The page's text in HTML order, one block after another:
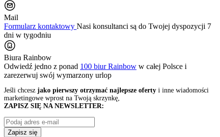
Mail
Formularz kontaktowy Nasi konsultanci są do Twojej dyspozycji 7
dni w tygodniu
Biura Rainbow
Odwiedź jedno z ponad 100 biur Rainbow w całej Polsce i
zarezerwuj swój wymarzony urlop
Jeśli chcesz jako pierwszy otrzymać najlepsze oferty i inne wiadomości
marketingowe wprost na Twoją skrzynkę,
ZAPISZ SIĘ NA NEWSLETTER:
Zapisz się